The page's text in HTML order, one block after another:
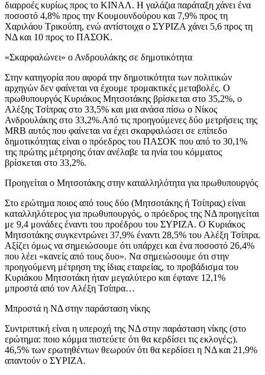
διαρροές κυρίως προς το ΚΙΝΑΛ. Η γαλάζια παράταξη χάνει ένα
ποσοστό 4,8% προς την Κουμουνδούρου και 7,9% προς τη
Χαριλάου Τρικούπη, ενώ αντίστοιχα ο ΣΥΡΙΖΑ χάνει 5,6 προς τη
ΝΔ και 10 προς το ΠΑΣΟΚ.
«Σκαρφαλώνει» ο Ανδρουλάκης σε δημοτικότητα
Στην κατηγορία που αφορά την δημοτικότητα των πολιτικών
αρχηγών δεν φαίνεται να έχουμε τρομακτικές μεταβολές. Ο
πρωθυπουργός Κυριάκος Μητσοτάκης βρίσκεται στο 35,2%, ο
Αλέξης Τσίπρας στο 33,5% και μια ανάσα πίσω ο Νίκος
Ανδρουλάκης στο 33,2%.Από τις προηγούμενες δύο μετρήσεις της
MRB αυτός που φαίνεται να έχει σκαρφαλώσει σε επίπεδο
δημοτικότητας είναι ο πρόεδρος του ΠΑΣΟΚ που από το 30,1%
της πρώτης μέτρησης όταν ανέλαβε τα ηνία του κόμματος
βρίσκεται στο 33,2%.
Προηγείται ο Μητσοτάκης στην καταλληλότητα για πρωθυπουργός
Στο ερώτημα ποιος από τους δύο (Μητσοτάκης ή Τσίπρας) είναι
καταλληλότερος για πρωθυπουργός, ο πρόεδρος της ΝΔ προηγείται
με 9,4 μονάδες έναντι του προέδρου του ΣΥΡΙΖΑ. Ο Κυριάκος
Μητσοτάκης συγκεντρώνει 37,9% έναντι 28,5% του Αλέξη Τσίπρα.
Αξίζει όμως να σημειώσουμε ότι υπάρχει και ένα ποσοστό 26,4%
που λέει «κανείς από τους δυο». Να σημειώσουμε ότι στην
προηγούμενη μέτρηση της ίδιας εταιρείας, το προβάδισμα του
Κυριάκου Μητσοτάκη ήταν μεγαλύτερο και έφτανε 12,1%
μπροστά από τον Αλέξη Τσίπρα…
Μπροστά η ΝΔ στην παράσταση νίκης
Συντριπτική είναι η υπεροχή της ΝΔ στην παράσταση νίκης (στο
ερώτημα: ποιο κόμμα πιστεύετε ότι θα κερδίσει τις εκλογές;).
46,5% των ερωτηθέντων θεωρούν ότι θα κερδίσει η ΝΔ και 21,9%
απαντούν ο ΣΥΡΙΖΑ.